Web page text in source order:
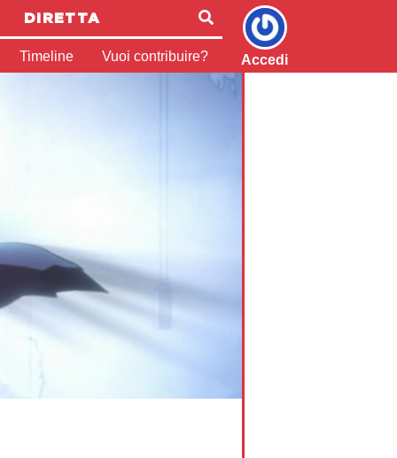
DIRETTA
Timeline Vuoi contribuire? Accedi